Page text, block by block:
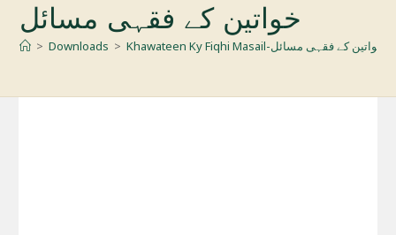
خواتین کے فقہی مسائل
> Downloads > Khawateen Ky Fiqhi Masail-خواتین کے فقہی مسائل